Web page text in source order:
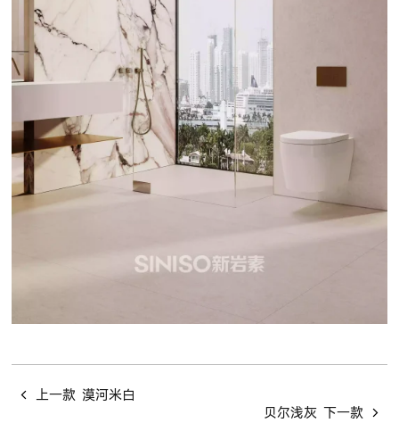
上一款 漠河米白
贝尔浅灰 下一款